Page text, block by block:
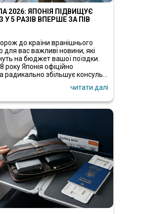
2026: ЯПОНІЯ ПІДВИЩУЄ
У 5 РАЗІВ ВПЕРШЕ ЗА ПІВ
до країни вранішнього
вас важливі новини, які
на бюджет вашої поїздки.
року Японія офіційно
радикально збільшує консуль...
читати далі